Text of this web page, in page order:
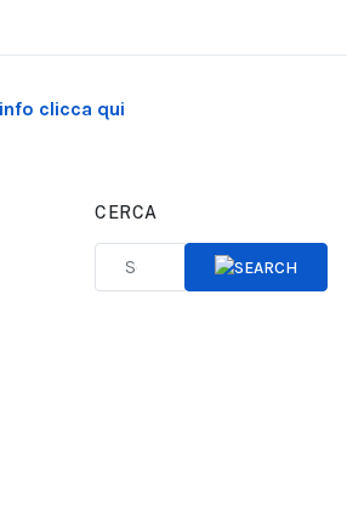
clicca qui
CERCA